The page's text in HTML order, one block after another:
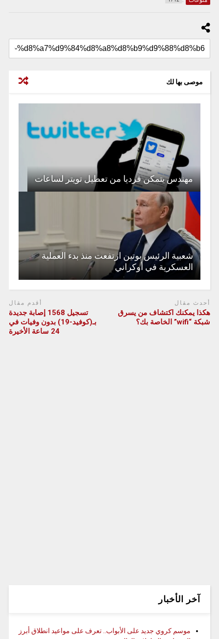
موصى بها لك
مهندس يتمكن فرديا من تعطيل تويتر لساعات
شعبية الرئيس بوتين ارتفعت منذ بدء العملية
العسكرية في أوكراني
أحدث مقال
هكذا يمكنك اكتشاف من يسرق
شبكة “wifi” الخاصة بك؟
أقدم مقال
تسجيل 1568 إصابة جديدة
بـ(كوفيد-19) بدون وفيات في
24 ساعة الأخيرة
آخر الأخبار
موسم كروي جديد على الأبواب.. تعرف على مواعيد انطلاق أبرز